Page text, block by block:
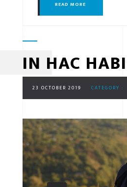
READ MORE
IN HAC
23 OCTOBER 2019 CATEGORY :